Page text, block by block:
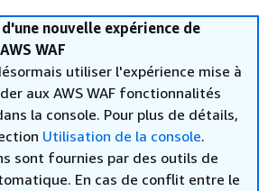
nouvelle expérience de
WAF
utiliser l'expérience mise à
aux AWS WAF fonctionnalités
la console. Pour plus de détails,
Utilisation de la console.
sont fournies par des outils de
En cas de conflit entre le